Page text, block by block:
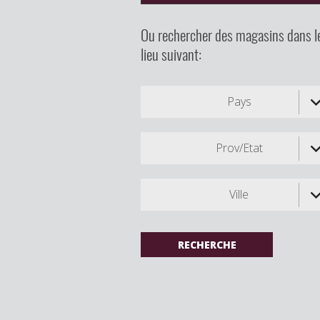
Ou rechercher des magasins dans
lieu suivant:
Pays
Prov/Etat
Ville